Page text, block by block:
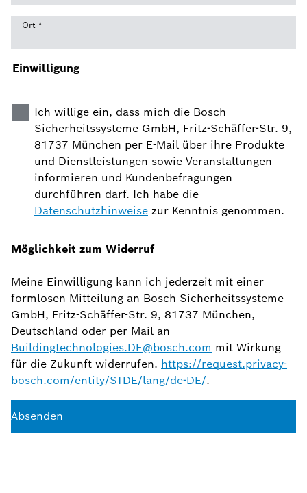
Ort *
Einwilligung
Ich willige ein, dass mich die Bosch
Sicherheitssysteme GmbH, Fritz-Schäffer-Str. 9,
81737 München per E-Mail über ihre Produkte
und Dienstleistungen sowie Veranstaltungen
informieren und Kundenbefragungen
durchführen darf. Ich habe die
Datenschutzhinweise zur Kenntnis genommen.
Möglichkeit zum Widerruf
Meine Einwilligung kann ich jederzeit mit einer
formlosen Mitteilung an Bosch Sicherheitssysteme
GmbH, Fritz-Schäffer-Str. 9, 81737 München,
Deutschland oder per Mail an
Buildingtechnologies.DE@bosch.com mit Wirkung
für die Zukunft widerrufen. https://request.privacy-
bosch.com/entity/STDE/lang/de-DE/.
Absenden